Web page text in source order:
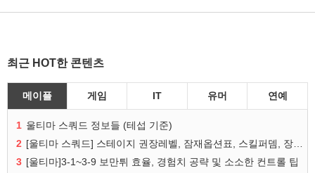
최근 HOT한 콘텐츠
메이플 게임 IT 유머 연예
1 울티마 스쿼드 정보들 (테섭 기준)
2
3 [울티마]3-1~3-9 보만튀 효율, 경험치 공략 및 소소한 컨트롤 팁